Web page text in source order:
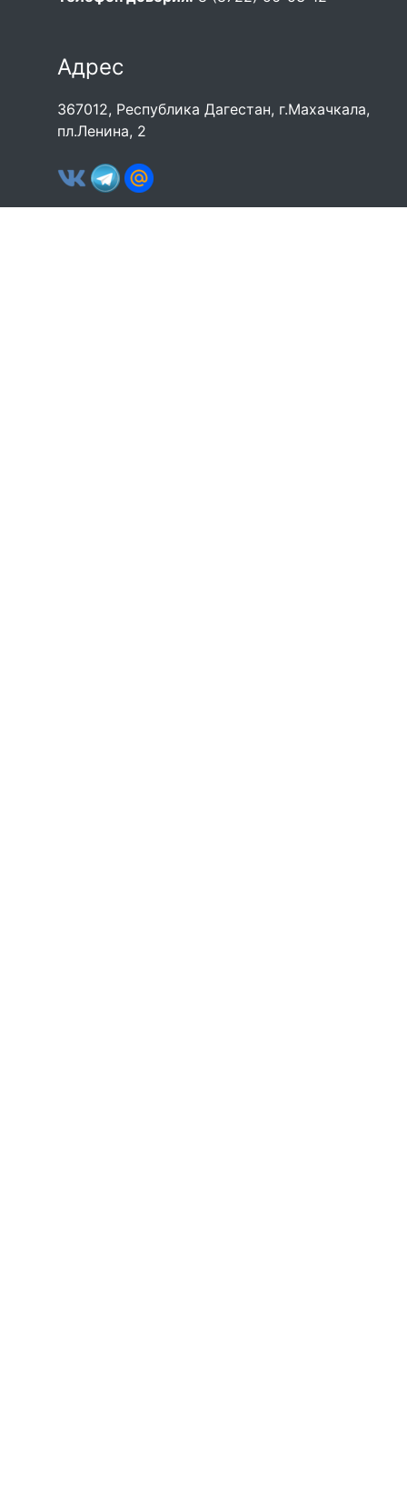
Адрес
367012, Республика Дагестан, г.Махачкала,
пл.Ленина, 2